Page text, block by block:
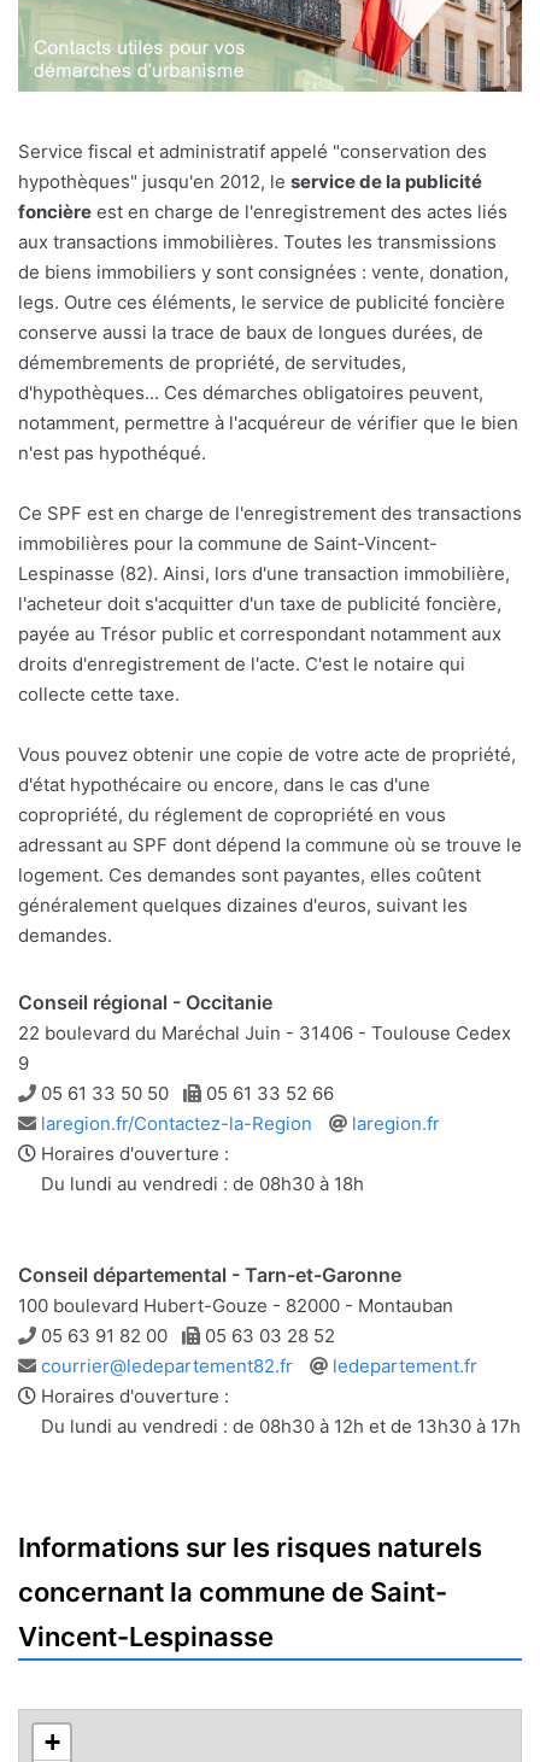
Service fiscal et administratif appelé "conservation des
hypothèques" jusqu'en 2012, le service de la publicité
foncière est en charge de l'enregistrement des actes liés
aux transactions immobilières. Toutes les transmissions
de biens immobiliers y sont consignées : vente, donation,
legs. Outre ces éléments, le service de publicité foncière
conserve aussi la trace de baux de longues durées, de
démembrements de propriété, de servitudes,
d'hypothèques... Ces démarches obligatoires peuvent,
notamment, permettre à l'acquéreur de vérifier que le bien
n'est pas hypothéqué.
Ce SPF est en charge de l'enregistrement des transactions
immobilières pour la commune de Saint-Vincent-
Lespinasse (82). Ainsi, lors d'une transaction immobilière,
l'acheteur doit s'acquitter d'un taxe de publicité foncière,
payée au Trésor public et correspondant notamment aux
droits d'enregistrement de l'acte. C'est le notaire qui
collecte cette taxe.
Vous pouvez obtenir une copie de votre acte de propriété,
d'état hypothécaire ou encore, dans le cas d'une
copropriété, du réglement de copropriété en vous
adressant au SPF dont dépend la commune où se trouve le
logement. Ces demandes sont payantes, elles coûtent
généralement quelques dizaines d'euros, suivant les
demandes.
Conseil régional - Occitanie
22 boulevard du Maréchal Juin - 31406 - Toulouse Cedex
9
Téléphone
05 61 33 50 50 Télécopie
05 61 33 52 66
Adresse
e-
mail
laregion.fr/Contactez-la-Region
Site
laregion.fr
Horaires d'ouverture :
Du lundi au vendredi : de 08h30 à 18h
Conseil départemental - Tarn-et-Garonne
100 boulevard Hubert-Gouze - 82000 - Montauban
Téléphone
05 63 91 82 00 Télécopie
05 63 03 28 52
Adresse
e-
mail
courrier@ledepartement82.fr
Site
ledepartement.fr
Horaires d'ouverture :
Du lundi au vendredi : de 08h30 à 12h et de 13h30 à 17h
Informations sur les risques naturels
concernant la commune de Saint-
Vincent-Lespinasse
+